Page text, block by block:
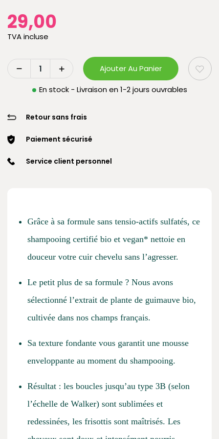
29,00
TVA incluse
Ajouter Au Panier
En stock - Livraison en 1-2 jours ouvrables
Retour sans frais
Paiement sécurisé
Service client personnel
Grâce à sa formule sans tensio-actifs sulfatés, ce
shampooing certifié bio et vegan* nettoie en
douceur votre cuir chevelu sans l’agresser.
Le petit plus de sa formule ? Nous avons
sélectionné l’extrait de plante de guimauve bio,
cultivée dans nos champs français.
Sa texture fondante vous garantit une mousse
enveloppante au moment du shampooing.
Résultat : les boucles jusqu’au type 3B (selon
l’échelle de Walker) sont sublimées et
redessinées, les frisottis sont maîtrisés. Les